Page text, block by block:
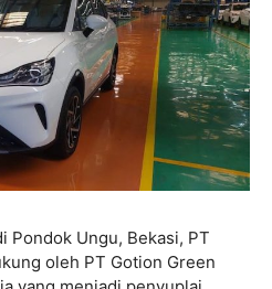
Pondok Ungu, Bekasi, PT
oleh PT Gotion Green